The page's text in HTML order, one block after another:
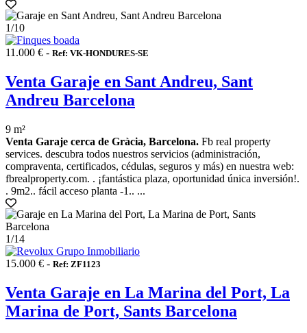
1/10
11.000 € - Ref: VK-HONDURES-SE
Venta Garaje en Sant Andreu, Sant
Andreu Barcelona
9 m²
Venta Garaje cerca de Gràcia, Barcelona. Fb real property
services. descubra todos nuestros servicios (administración,
compraventa, certificados, cédulas, seguros y más) en nuestra web:
fbrealproperty.com. . ¡fantástica plaza, oportunidad única inversión!.
. 9m2.. fácil acceso planta -1.. ...
1/14
15.000 € - Ref: ZF1123
Venta Garaje en La Marina del Port, La
Marina de Port, Sants Barcelona